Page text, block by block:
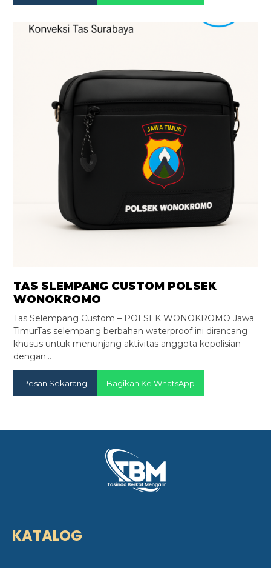
TAS SLEMPANG CUSTOM POLSEK
WONOKROMO
Tas Selempang Custom – POLSEK WONOKROMO Jawa
TimurTas selempang berbahan waterproof ini dirancang
khusus untuk menunjang aktivitas anggota kepolisian
dengan…
Pesan Sekarang Bagikan Ke WhatsApp
KATALOG